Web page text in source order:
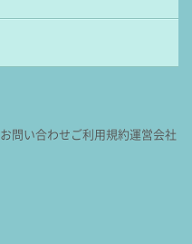
お問い合わせご利用規約運営会社